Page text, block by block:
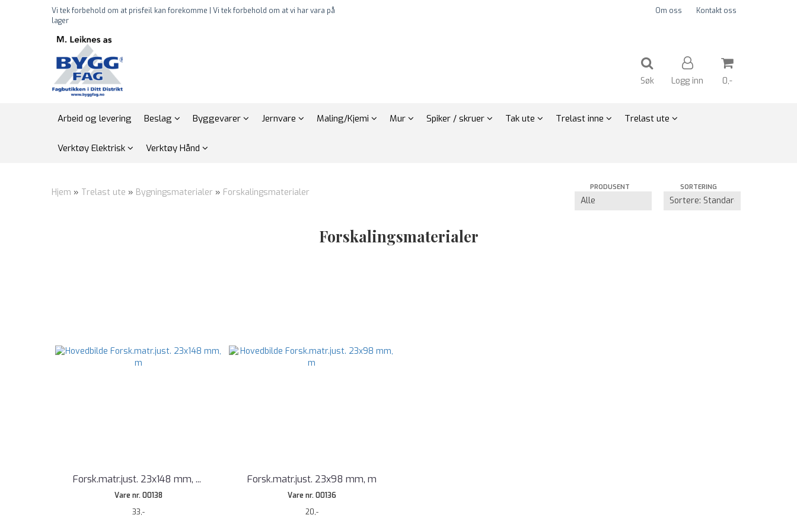
Vi tek forbehold om at prisfeil kan forekomme | Vi tek forbehold om at vi har vara på
lager
Om oss Kontakt oss
Søk Logg inn 0,-
Arbeid og levering Beslag Byggevarer Jernvare Maling/Kjemi Mur Spiker / skruer Tak ute Trelast inne Trelast ute
Verktøy Elektrisk Verktøy Hånd
Hjem » Trelast ute » Bygningsmaterialer » Forskalingsmaterialer PRODUSENT SORTERING
Forskalingsmaterialer
Forsk.matr.just. 23x148 mm,...
Vare nr. 00138
33,-
Forsk.matr.just. 23x98 mm, m
Vare nr. 00136
20,-